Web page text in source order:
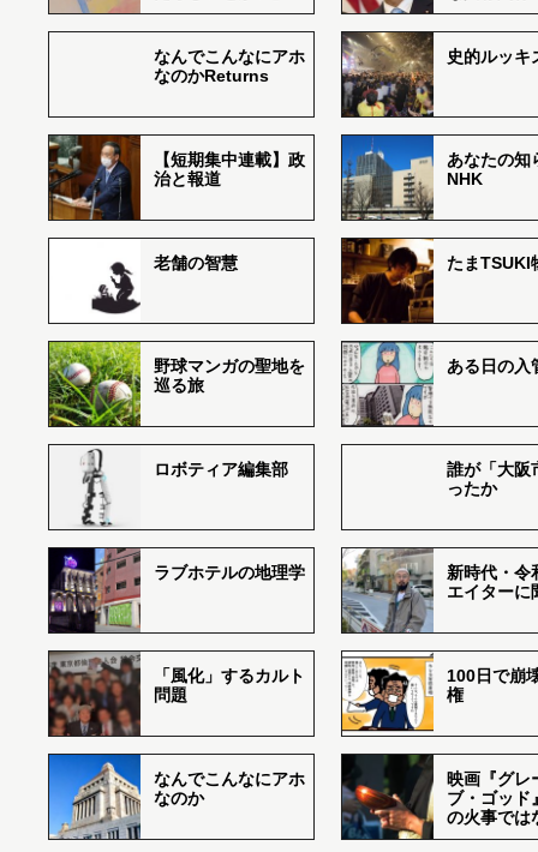
なんでこんなにアホ
なのかReturns
史的ルッキ
【短期集中連載】政
治と報道
あなたの知
NHK
老舗の智慧 たまTSUKI
野球マンガの聖地を
巡る旅
ある日の入
ロボティア編集部
誰が「大阪
ったか
ラブホテルの地理学
新時代・令
エイターに
「風化」するカルト
問題
100日で崩
権
なんでこんなにアホ
なのか
映画『グレ
ブ・ゴッド
の火事では